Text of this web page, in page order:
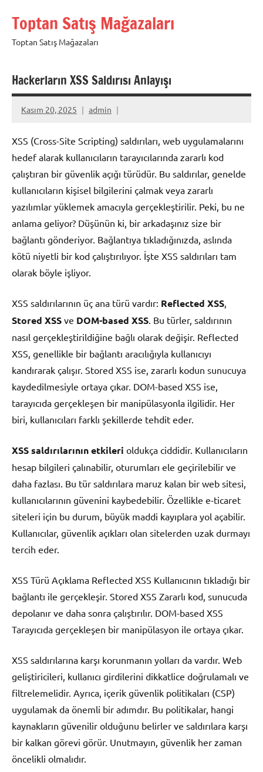
Toptan Satış Mağazaları
Toptan Satış Mağazaları
Hackerların XSS Saldırısı Anlayışı
Kasım 20, 2025 admin
XSS (Cross-Site Scripting) saldırıları, web uygulamalarını
hedef alarak kullanıcıların tarayıcılarında zararlı kod
çalıştıran bir güvenlik açığı türüdür. Bu saldırılar, genelde
kullanıcıların kişisel bilgilerini çalmak veya zararlı
yazılımlar yüklemek amacıyla gerçekleştirilir. Peki, bu ne
anlama geliyor? Düşünün ki, bir arkadaşınız size bir
bağlantı gönderiyor. Bağlantıya tıkladığınızda, aslında
kötü niyetli bir kod çalıştırılıyor. İşte XSS saldırıları tam
olarak böyle işliyor.
XSS saldırılarının üç ana türü vardır: Reflected XSS,
Stored XSS ve DOM-based XSS. Bu türler, saldırının
nasıl gerçekleştirildiğine bağlı olarak değişir. Reflected
XSS, genellikle bir bağlantı aracılığıyla kullanıcıyı
kandırarak çalışır. Stored XSS ise, zararlı kodun sunucuya
kaydedilmesiyle ortaya çıkar. DOM-based XSS ise,
tarayıcıda gerçekleşen bir manipülasyonla ilgilidir. Her
biri, kullanıcıları farklı şekillerde tehdit eder.
XSS saldırılarının etkileri oldukça ciddidir. Kullanıcıların
hesap bilgileri çalınabilir, oturumları ele geçirilebilir ve
daha fazlası. Bu tür saldırılara maruz kalan bir web sitesi,
kullanıcılarının güvenini kaybedebilir. Özellikle e-ticaret
siteleri için bu durum, büyük maddi kayıplara yol açabilir.
Kullanıcılar, güvenlik açıkları olan sitelerden uzak durmayı
tercih eder.
XSS Türü Açıklama Reflected XSS Kullanıcının tıkladığı bir
bağlantı ile gerçekleşir. Stored XSS Zararlı kod, sunucuda
depolanır ve daha sonra çalıştırılır. DOM-based XSS
Tarayıcıda gerçekleşen bir manipülasyon ile ortaya çıkar.
XSS saldırılarına karşı korunmanın yolları da vardır. Web
geliştiricileri, kullanıcı girdilerini dikkatlice doğrulamalı ve
filtrelemelidir. Ayrıca, içerik güvenlik politikaları (CSP)
uygulamak da önemli bir adımdır. Bu politikalar, hangi
kaynakların güvenilir olduğunu belirler ve saldırılara karşı
bir kalkan görevi görür. Unutmayın, güvenlik her zaman
öncelikli olmalıdır.